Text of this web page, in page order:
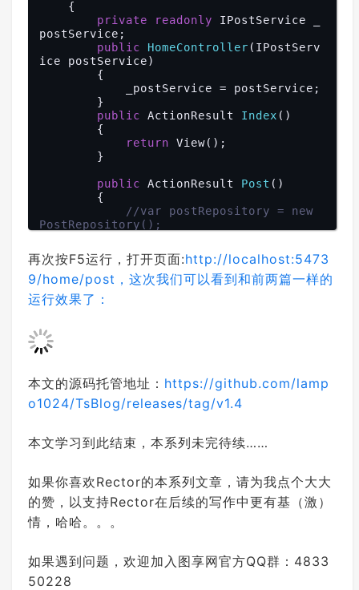
///
</summary>
///
<param name="ids">主键ID集合
</param>
///
<returns></returns>
public
bool
{
using
( var
db = DbFactory.G
etSqlSugarClient())
            {
var
i = db.Deleteable<P
ost>().In(ids).ExecuteCommand();
return
i >
;
            }
    }
            builder.RegisterType<PostSe
rvice>().As<IPostService>();
//注册过滤器
            builder.RegisterFilterProvi
            var container = builder.Bui
//设置依赖注入解析器
            DependencyResolver.SetResol
AutofacDependencyResolver(conta
    }
private
readonly IPostService _
postService;
public
HomeController ( IPostServ
ice postService)
{
public ActionResult Index ( )
{
return View();
public ActionResult Post ( )
{
//var postRepository = new
PostRepository();
y.FindById(1);
//return View(post);
dById( 1 );
        }
    }
再次按F5运行，打开页面:http://localhost:5473
9/home/post，这次我们可以看到和前两篇一样的
运行效果了：
本文的源码托管地址： https://github.com/lamp
o1024/TsBlog/releases/tag/v1.4
本文学习到此结束，本系列未完待续……
如果你喜欢Rector的本系列文章，请为我点个大大
的赞，以支持Rector在后续的写作中更有基（激）
情，哈哈。。。
如果遇到问题，欢迎加入图享网官方QQ群：4833
50228